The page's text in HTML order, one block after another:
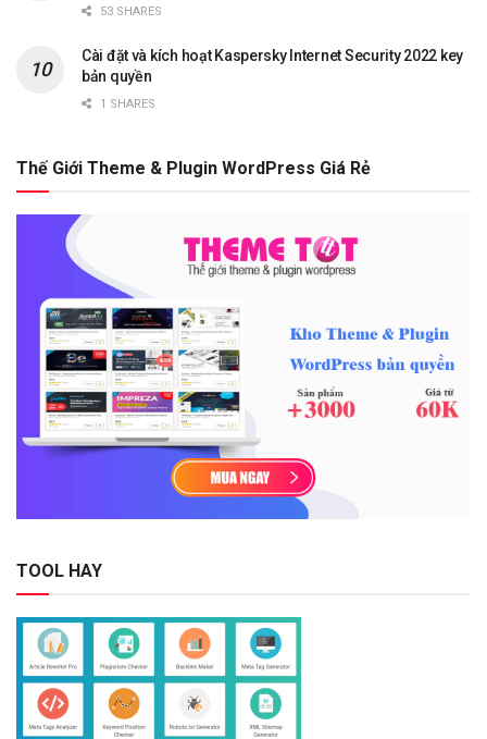
53 SHARES
Cài đặt và kích hoạt Kaspersky Internet Security 2022 key
bản quyền
1 SHARES
Thế Giới Theme & Plugin WordPress Giá Rẻ
TOOL HAY